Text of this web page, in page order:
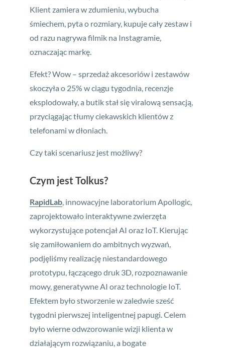
Klient zamiera w zdumieniu, wybucha
śmiechem, pyta o rozmiary, kupuje cały zestaw i
od razu nagrywa filmik na Instagramie,
oznaczając markę.
Efekt? Wow – sprzedaż akcesoriów i zestawów
skoczyła o 25% w ciągu tygodnia, recenzje
eksplodowały, a butik stał się viralową sensacją,
przyciągając tłumy ciekawskich klientów z
telefonami w dłoniach.
Czy taki scenariusz jest możliwy?
Czym jest Tolkus?
RapidLab, innowacyjne laboratorium Apollogic,
zaprojektowało interaktywne zwierzęta
wykorzystujące potencjał AI oraz IoT. Kierując
się zamiłowaniem do ambitnych wyzwań,
podjęliśmy realizację niestandardowego
prototypu, łączącego druk 3D, rozpoznawanie
mowy, generatywne AI oraz technologie IoT.
Efektem było stworzenie w zaledwie sześć
tygodni pierwszej inteligentnej papugi. Celem
było wierne odwzorowanie wizji klienta w
działającym rozwiązaniu, a bogate